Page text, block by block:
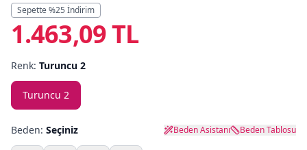
Markalar
Plaj & Mayo
Yazlık Pijama
Sepette %25 İndirim
1.463,09 TL
Renk: Turuncu 2
Turuncu 2
Beden: Seçiniz Beden Asistanı Beden Tablosu